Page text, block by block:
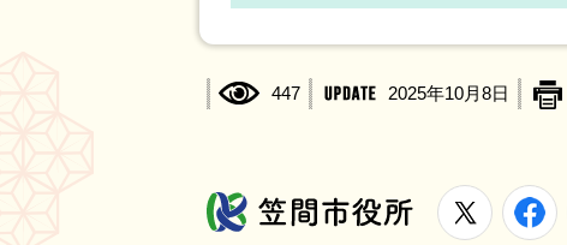
447 2025年10月8日
笠間市役所
X